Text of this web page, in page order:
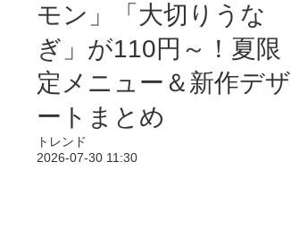
モン」「大切りうな
ぎ」が110円～！夏限
定メニュー＆新作デザ
ートまとめ
トレンド
2026-07-30 11:30